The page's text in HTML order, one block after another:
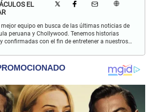
EL
mejor equipo en busca de las últimas noticias de
peruana y Chollywood. Tenemos historias
confirmadas con el fin de entretener a nuestros